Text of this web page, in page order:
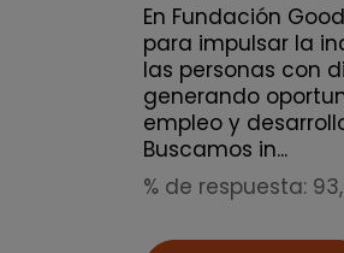
En Fundación
para impulsar la
las personas con
generando
empleo y
Buscamos in...
% de respuesta: